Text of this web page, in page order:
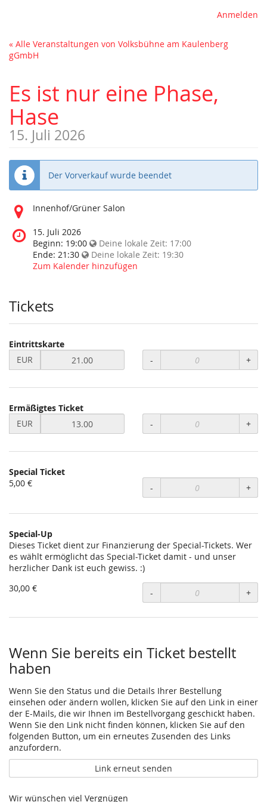
Anmelden
« Alle Veranstaltungen von Volksbühne am Kaulenberg
gGmbH
Es ist nur eine Phase,
Hase
15. Juli 2026
Der Vorverkauf wurde beendet
Wo
diese
Veranstaltung
statt?
Innenhof/Grüner Salon
Wann
findet
diese
Veranstaltung
15. Juli 2026
Beginn: 19:00 Deine lokale Zeit: 17:00
Ende: 21:30 Deine lokale Zeit: 19:30
Zum Kalender hinzufügen
Tickets
Eintrittskarte
Preis
für
setzen
EUR - +
Ermäßigtes Ticket
Preis
für
Ticket
setzen
EUR - +
Special Ticket
5,00 €
- +
Special-Up
Dieses Ticket dient zur Finanzierung der Special-Tickets. Wer
es wählt ermöglicht das Special-Ticket damit - und unser
herzlicher Dank ist euch gewiss. :)
30,00 €
- +
Wenn Sie bereits ein Ticket bestellt
haben
Wenn Sie den Status und die Details Ihrer Bestellung
einsehen oder ändern wollen, klicken Sie auf den Link in einer
der E-Mails, die wir Ihnen im Bestellvorgang geschickt haben.
Wenn Sie den Link nicht finden können, klicken Sie auf den
folgenden Button, um ein erneutes Zusenden des Links
anzufordern.
Link erneut senden
Wir wünschen viel Vergnügen